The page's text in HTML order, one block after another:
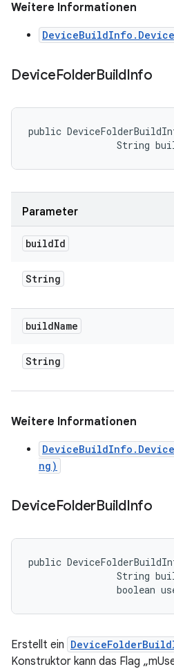
Weitere Informationen
DeviceFolderBuildInfo
public
String
Parameter
buildId
String
buildName
String
Weitere Informationen
ng)
DeviceFolderBuildInfo
public
String
boolean
Erstellt ein
Konstruktor kann das Flag